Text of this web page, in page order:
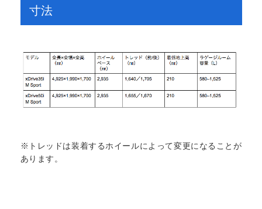
寸法
※トレッドは装着するホイールによって変更になることが
あります。